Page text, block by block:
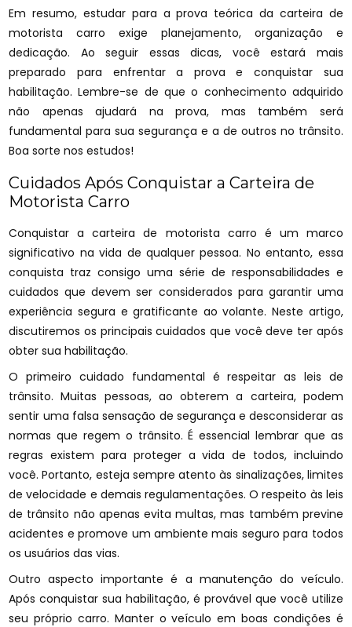
Em resumo, estudar para a prova teórica da carteira de
motorista carro exige planejamento, organização e
dedicação. Ao seguir essas dicas, você estará mais
preparado para enfrentar a prova e conquistar sua
habilitação. Lembre-se de que o conhecimento adquirido
não apenas ajudará na prova, mas também será
fundamental para sua segurança e a de outros no trânsito.
Boa sorte nos estudos!
Cuidados Após Conquistar a Carteira de
Motorista Carro
Conquistar a carteira de motorista carro é um marco
significativo na vida de qualquer pessoa. No entanto, essa
conquista traz consigo uma série de responsabilidades e
cuidados que devem ser considerados para garantir uma
experiência segura e gratificante ao volante. Neste artigo,
discutiremos os principais cuidados que você deve ter após
obter sua habilitação.
O primeiro cuidado fundamental é respeitar as leis de
trânsito. Muitas pessoas, ao obterem a carteira, podem
sentir uma falsa sensação de segurança e desconsiderar as
normas que regem o trânsito. É essencial lembrar que as
regras existem para proteger a vida de todos, incluindo
você. Portanto, esteja sempre atento às sinalizações, limites
de velocidade e demais regulamentações. O respeito às leis
de trânsito não apenas evita multas, mas também previne
acidentes e promove um ambiente mais seguro para todos
os usuários das vias.
Outro aspecto importante é a manutenção do veículo.
Após conquistar sua habilitação, é provável que você utilize
seu próprio carro. Manter o veículo em boas condições é